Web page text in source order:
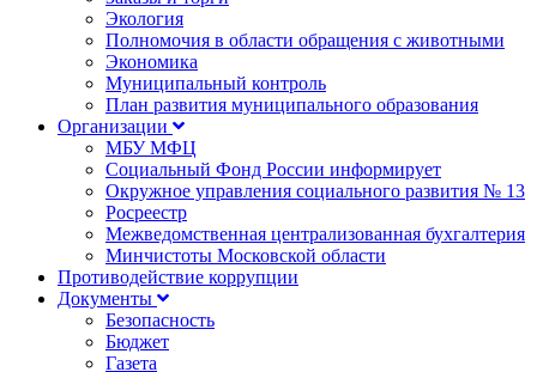
Экология
Полномочия в области обращения с животными
Экономика
Муниципальный контроль
План развития муниципального образования
Организации
МБУ МФЦ
Социальный Фонд России информирует
Окружное управления социального развития № 13
Росреестр
Межведомственная централизованная бухгалтерия
Минчистоты Московской области
Противодействие коррупции
Документы
Безопасность
Бюджет
Газета